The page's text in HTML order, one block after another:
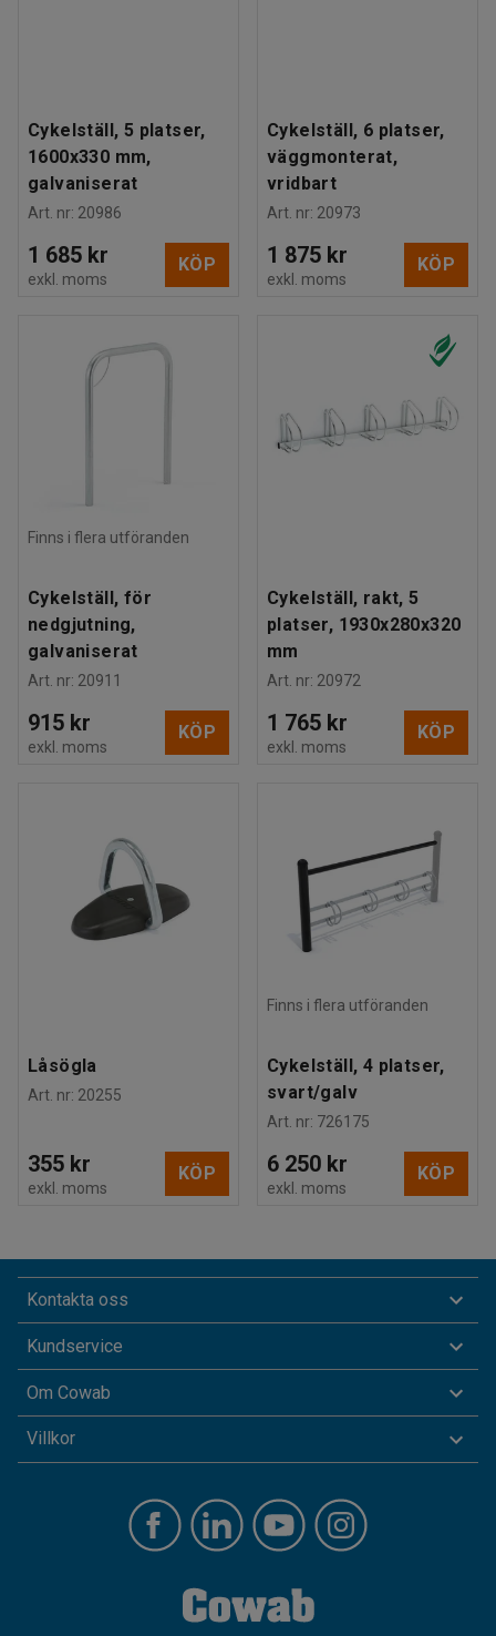
Cykelställ, 5 platser,
1600x330 mm,
galvaniserat
Art. nr: 20986
1 685 kr
exkl. moms
KÖP
Cykelställ, 6 platser,
väggmonterat,
vridbart
Art. nr: 20973
1 875 kr
exkl. moms
KÖP
Finns i flera utföranden
Cykelställ, för
nedgjutning,
galvaniserat
Art. nr: 20911
915 kr
exkl. moms
KÖP
Cykelställ, rakt, 5
platser, 1930x280x320
mm
Art. nr: 20972
1 765 kr
exkl. moms
KÖP
Låsögla
Art. nr: 20255
355 kr
exkl. moms
KÖP
Finns i flera utföranden
Cykelställ, 4 platser,
svart/galv
Art. nr: 726175
6 250 kr
exkl. moms
KÖP
Kontakta oss
Kundservice
Om Cowab
Villkor